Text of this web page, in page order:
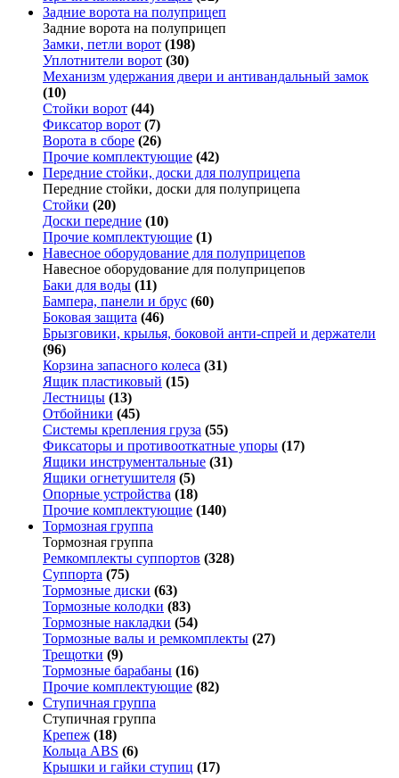
Задние ворота на полуприцеп
Задние ворота на полуприцеп
Замки, петли ворот (198)
Уплотнители ворот (30)
Механизм удержания двери и антивандальный замок
(10)
Стойки ворот (44)
Фиксатор ворот (7)
Ворота в сборе (26)
Прочие комплектующие (42)
Передние стойки, доски для полуприцепа
Передние стойки, доски для полуприцепа
Стойки (20)
Доски передние (10)
Прочие комплектующие (1)
Навесное оборудование для полуприцепов
Навесное оборудование для полуприцепов
Баки для воды (11)
Бампера, панели и брус (60)
Боковая защита (46)
Брызговики, крылья, боковой анти-спрей и держатели
(96)
Корзина запасного колеса (31)
Ящик пластиковый (15)
Лестницы (13)
Отбойники (45)
Системы крепления груза (55)
Фиксаторы и противооткатные упоры (17)
Ящики инструментальные (31)
Ящики огнетушителя (5)
Опорные устройства (18)
Прочие комплектующие (140)
Тормозная группа
Тормозная группа
Ремкомплекты суппортов (328)
Суппорта (75)
Тормозные диски (63)
Тормозные колодки (83)
Тормозные накладки (54)
Тормозные валы и ремкомплекты (27)
Трещотки (9)
Тормозные барабаны (16)
Прочие комплектующие (82)
Ступичная группа
Ступичная группа
Крепеж (18)
Кольца ABS (6)
Крышки и гайки ступиц (17)